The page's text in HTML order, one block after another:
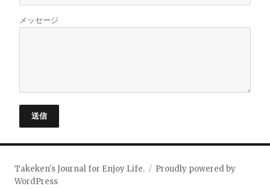
メッセージ
送信
Takeken's Journal for Enjoy Life.
Proudly powered by
WordPress